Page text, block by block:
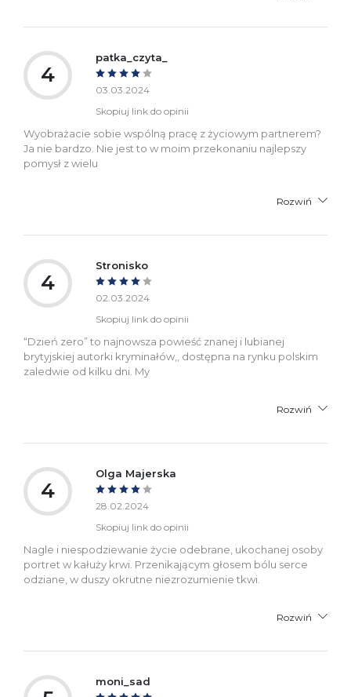
4
patka_czyta_
03.03.2024
Skopiuj link do opinii
Wyobrażacie sobie wspólną pracę z życiowym partnerem?
Ja nie bardzo. Nie jest to w moim przekonaniu najlepszy
pomysł z wielu
Rozwiń
4
Stronisko
02.03.2024
Skopiuj link do opinii
“Dzień zero” to najnowsza powieść znanej i lubianej
brytyjskiej autorki kryminałów,, dostępna na rynku polskim
zaledwie od kilku dni. My
Rozwiń
4
Olga Majerska
28.02.2024
Skopiuj link do opinii
Nagle i niespodziewanie życie odebrane, ukochanej osoby
portret w kałuży krwi. Przenikającym głosem bólu serce
odziane, w duszy okrutne niezrozumienie tkwi.
Rozwiń
moni_sad